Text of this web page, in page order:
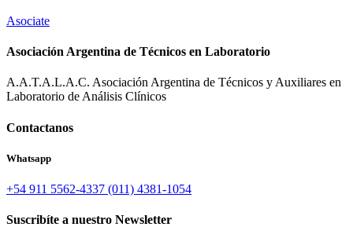
Asociate
Asociación Argentina de Técnicos en Laboratorio
A.A.T.A.L.A.C. Asociación Argentina de Técnicos y Auxiliares en
Laboratorio de Análisis Clínicos
Contactanos
Whatsapp
+54 911 5562-4337 (011) 4381-1054
Suscribíte a nuestro Newsletter